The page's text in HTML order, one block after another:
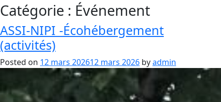
Catégorie : Événement
ASSI-NIPI -Écohébergement
(activités)
Posted on 12 mars 202612 mars 2026 byadmin